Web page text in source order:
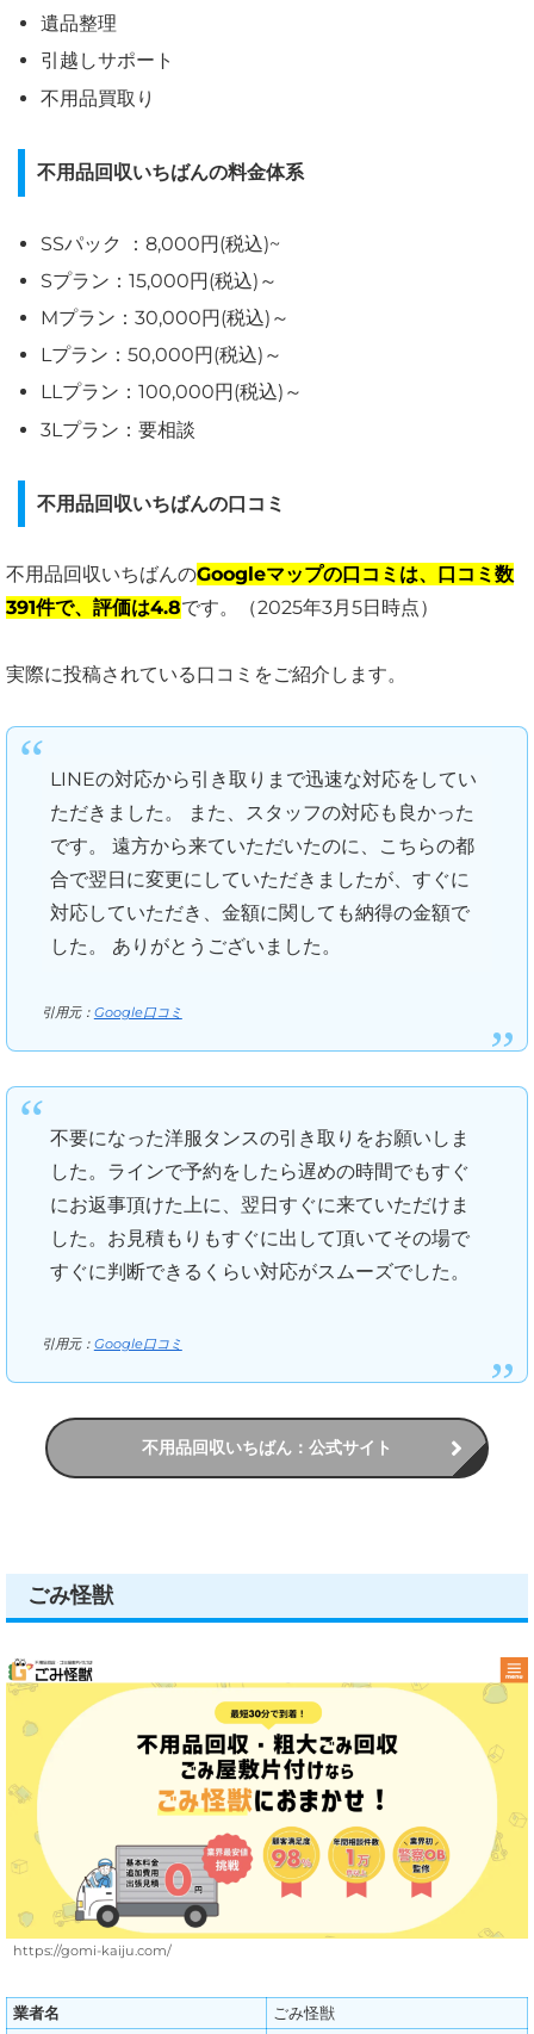
遺品整理
引越しサポート
不用品買取り
不用品回収いちばんの料金体系
SSパック ：8,000円(税込)~
Sプラン：15,000円(税込)～
Mプラン：30,000円(税込)～
Lプラン：50,000円(税込)～
LLプラン：100,000円(税込)～
3Lプラン：要相談
不用品回収いちばんの口コミ
不用品回収いちばんのGoogleマップの口コミは、口コミ数
391件で、評価は4.8です。（2025年3月5日時点）
実際に投稿されている口コミをご紹介します。
LINEの対応から引き取りまで迅速な対応をしてい
ただきました。 また、スタッフの対応も良かった
です。 遠方から来ていただいたのに、こちらの都
合で翌日に変更にしていただきましたが、すぐに
対応していただき、金額に関しても納得の金額で
した。 ありがとうございました。
引用元： Google口コミ
不要になった洋服タンスの引き取りをお願いしま
した。ラインで予約をしたら遅めの時間でもすぐ
にお返事頂けた上に、翌日すぐに来ていただけま
した。お見積もりもすぐに出して頂いてその場で
すぐに判断できるくらい対応がスムーズでした。
引用元： Google口コミ
不用品回収いちばん：公式サイト
ごみ怪獣
https://gomi-kaiju.com/
業者名
ごみ怪獣